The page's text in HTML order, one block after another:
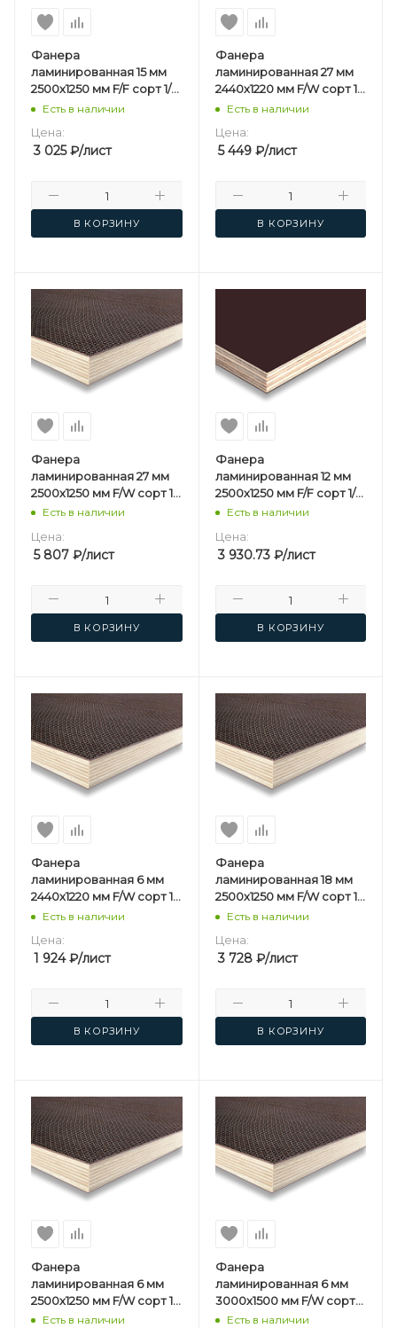
Фанера
ламинированная 15 мм
2500х1250 мм F/F сорт 1/1
березовая
Есть в наличии
Цена:
3 025₽/лист
В КОРЗИНУ
Фанера
ламинированная 27 мм
2440х1220 мм F/W сорт 1/1
березовая
Есть в наличии
Цена:
5 449₽/лист
В КОРЗИНУ
Фанера
ламинированная 27 мм
2500х1250 мм F/W сорт 1/1
березовая
Есть в наличии
Цена:
5 807 ₽/лист
В КОРЗИНУ
Фанера
ламинированная 12 мм
2500х1250 мм F/F сорт 1/1
березовая
Есть в наличии
Цена:
3 930.73₽/лист
В КОРЗИНУ
Фанера
ламинированная 6 мм
2440х1220 мм F/W сорт 1/1
березовая
Есть в наличии
Цена:
1 924₽/лист
В КОРЗИНУ
Фанера
ламинированная 18 мм
2500х1250 мм F/W сорт 1/1
березовая
Есть в наличии
Цена:
3 728₽/лист
В КОРЗИНУ
Фанера
ламинированная 6 мм
2500х1250 мм F/W сорт 1/1
березовая
Есть в наличии
Фанера
ламинированная 6 мм
3000х1500 мм F/W сорт
1/1 березовая
Есть в наличии